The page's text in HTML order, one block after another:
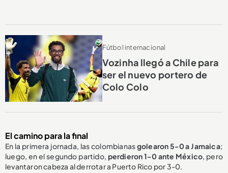
Fútbol internacional
Vozinha llegó a Chile para
ser el nuevo portero de
Colo Colo
El camino para la final
En la primera jornada, las colombianasgolearon 5-0 a Jamaica;
luego, en el segundo partido, perdieron 1-0 ante México, pero
levantaron cabeza al derrotar a Puerto Rico por 3-0.